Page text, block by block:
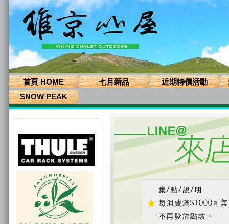
首頁 HOME 七月新品 近期特價活動
SNOW PEAK